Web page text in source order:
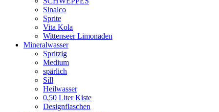
Sinalco
Sprite
Vita Kola
Wittenseer Limonaden
Mineralwasser
Spritzig
Medium
spärlich
Sill
Heilwasser
0,50 Liter Kiste
Designflaschen